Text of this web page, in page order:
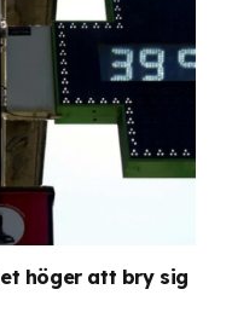
höger att bry sig